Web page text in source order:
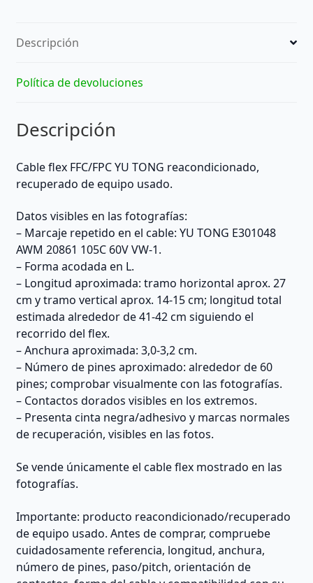
Descripción
Política de devoluciones
Descripción
Cable flex FFC/FPC YU TONG reacondicionado,
recuperado de equipo usado.
Datos visibles en las fotografías:
– Marcaje repetido en el cable: YU TONG E301048
AWM 20861 105C 60V VW-1.
– Forma acodada en L.
– Longitud aproximada: tramo horizontal aprox. 27
cm y tramo vertical aprox. 14-15 cm; longitud total
estimada alrededor de 41-42 cm siguiendo el
recorrido del flex.
– Anchura aproximada: 3,0-3,2 cm.
– Número de pines aproximado: alrededor de 60
pines; comprobar visualmente con las fotografías.
– Contactos dorados visibles en los extremos.
– Presenta cinta negra/adhesivo y marcas normales
de recuperación, visibles en las fotos.
Se vende únicamente el cable flex mostrado en las
fotografías.
Importante: producto reacondicionado/recuperado
de equipo usado. Antes de comprar, compruebe
cuidadosamente referencia, longitud, anchura,
número de pines, paso/pitch, orientación de